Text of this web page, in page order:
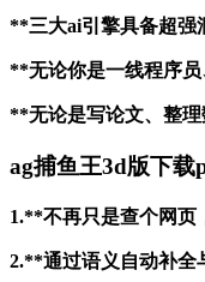
**三大ai引擎具备超强
**无论你是一线程序员
**无论是写论文、整理
ag捕鱼王3d版下载
1.**不再只是查个网页
2.**通过语义自动补全